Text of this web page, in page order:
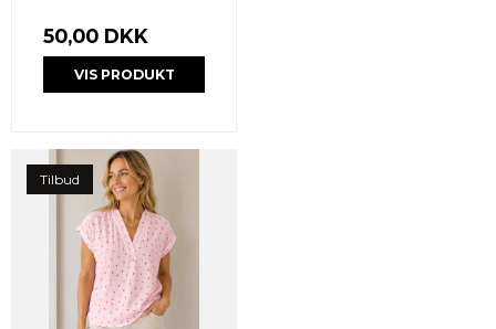
50,00 DKK
VIS PRODUKT
Tilbud